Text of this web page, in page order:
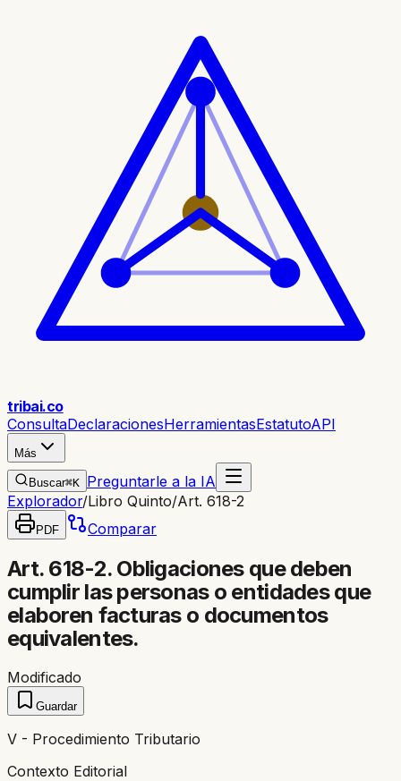
tribai.co
ConsultaDeclaracionesHerramientasEstatutoAPI
Más
Buscar⌘K Preguntarle a la IA
Explorador/Libro Quinto/Art. 618-2
PDF Comparar
Art. 618-2. Obligaciones que deben
cumplir las personas o entidades que
elaboren facturas o documentos
equivalentes.
Modificado
Guardar
V - Procedimiento Tributario
Contexto Editorial